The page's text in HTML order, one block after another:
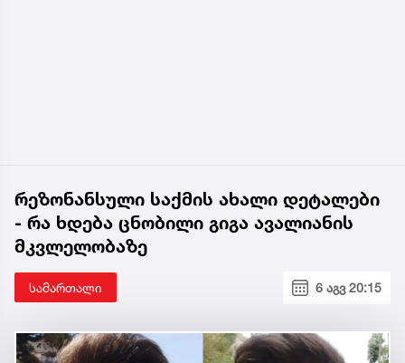
რეზონანსული საქმის ახალი დეტალები
- რა ხდება ცნობილი გიგა ავალიანის
მკვლელობაზე
სამართალი 6 აგვ 20:15